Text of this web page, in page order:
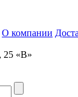
О компании
25 «В»